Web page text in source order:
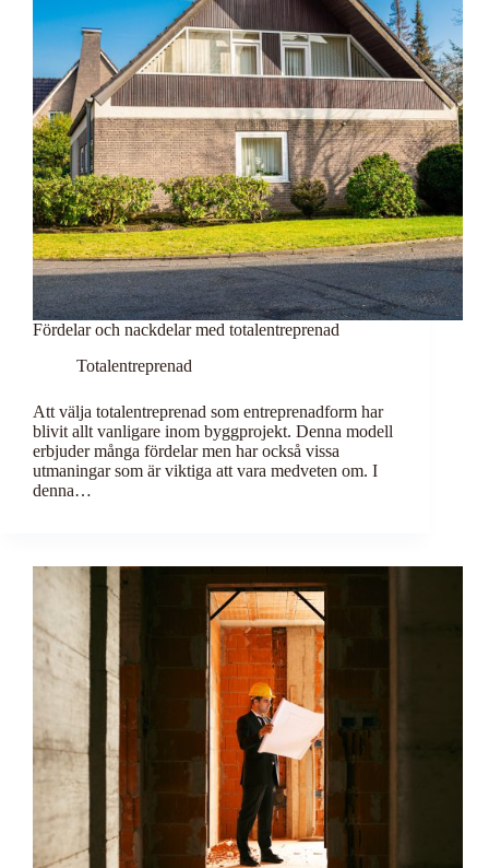
Fördelar och nackdelar med totalentreprenad
Totalentreprenad
Att välja totalentreprenad som entreprenadform har
blivit allt vanligare inom byggprojekt. Denna modell
erbjuder många fördelar men har också vissa
utmaningar som är viktiga att vara medveten om. I
denna…